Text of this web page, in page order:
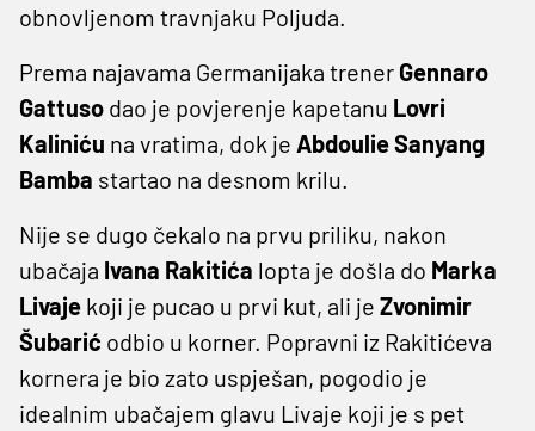
obnovljenom travnjaku Poljuda.
Prema najavama Germanijaka trener Gennaro
Gattuso dao je povjerenje kapetanu Lovri
Kaliniću na vratima, dok je Abdoulie Sanyang
Bamba startao na desnom krilu.
Nije se dugo čekalo na prvu priliku, nakon
ubačaja Ivana Rakitića lopta je došla do Marka
Livaje koji je pucao u prvi kut, ali je Zvonimir
Šubarić odbio u korner. Popravni iz Rakitićeva
kornera je bio zato uspješan, pogodio je
idealnim ubačajem glavu Livaje koji je s pet